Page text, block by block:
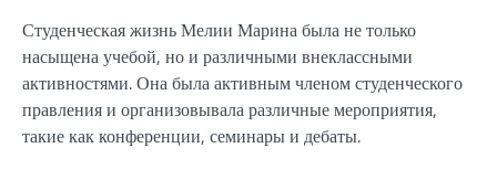
Студенческая жизнь Мелии Марина была не только
насыщена учебой, но и различными внеклассными
активностями. Она была активным членом студенческого
правления и организовывала различные мероприятия,
такие как конференции, семинары и дебаты.